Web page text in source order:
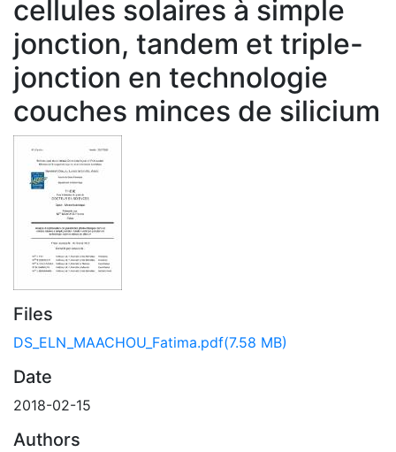
cellules solaires à simple
jonction, tandem et triple-
jonction en technologie
couches minces de silicium
Files
DS_ELN_MAACHOU_Fatima.pdf(7.58 MB)
Date
2018-02-15
Authors